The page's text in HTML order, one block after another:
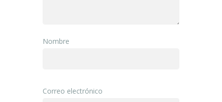
Nombre
Correo electrónico